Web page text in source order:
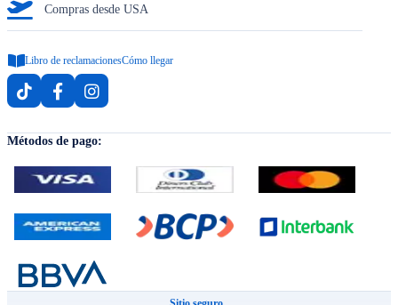
Compras desde USA
Libro de reclamacionesCómo llegar
Métodos de pago: